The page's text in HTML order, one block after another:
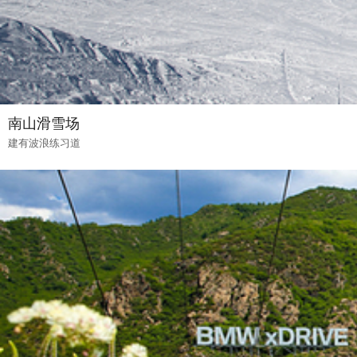
南山滑雪场
建有波浪练习道